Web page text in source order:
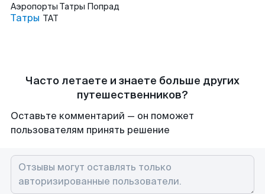
Аэропорты Татры Попрад
Татры TAT
Часто летаете и знаете больше других
путешественников?
Оставьте комментарий — он поможет
пользователям принять решение